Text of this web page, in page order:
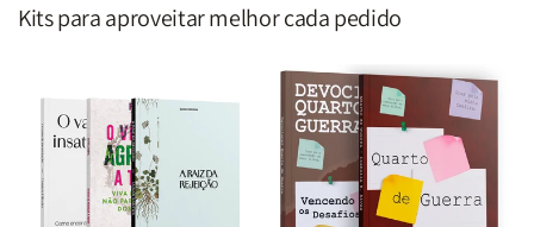
Kits para aproveitar melhor cada pedido